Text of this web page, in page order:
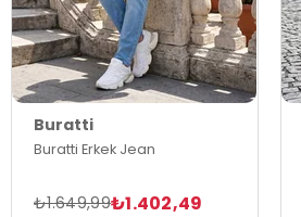
Buratti
Buratti Erkek Jean
₺1.402,49
₺1.649,99